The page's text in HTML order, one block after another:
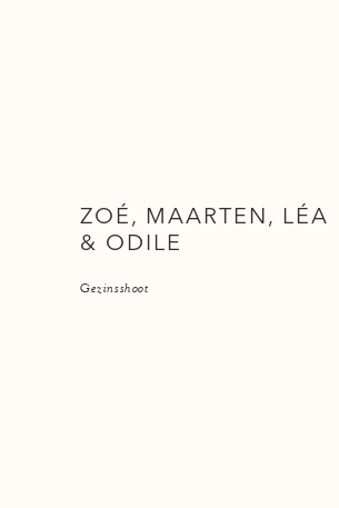
ZOÉ, MAARTEN, LÉA
& ODILE
Gezinsshoot